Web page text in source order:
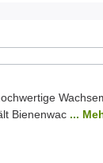
Bienenwac ...